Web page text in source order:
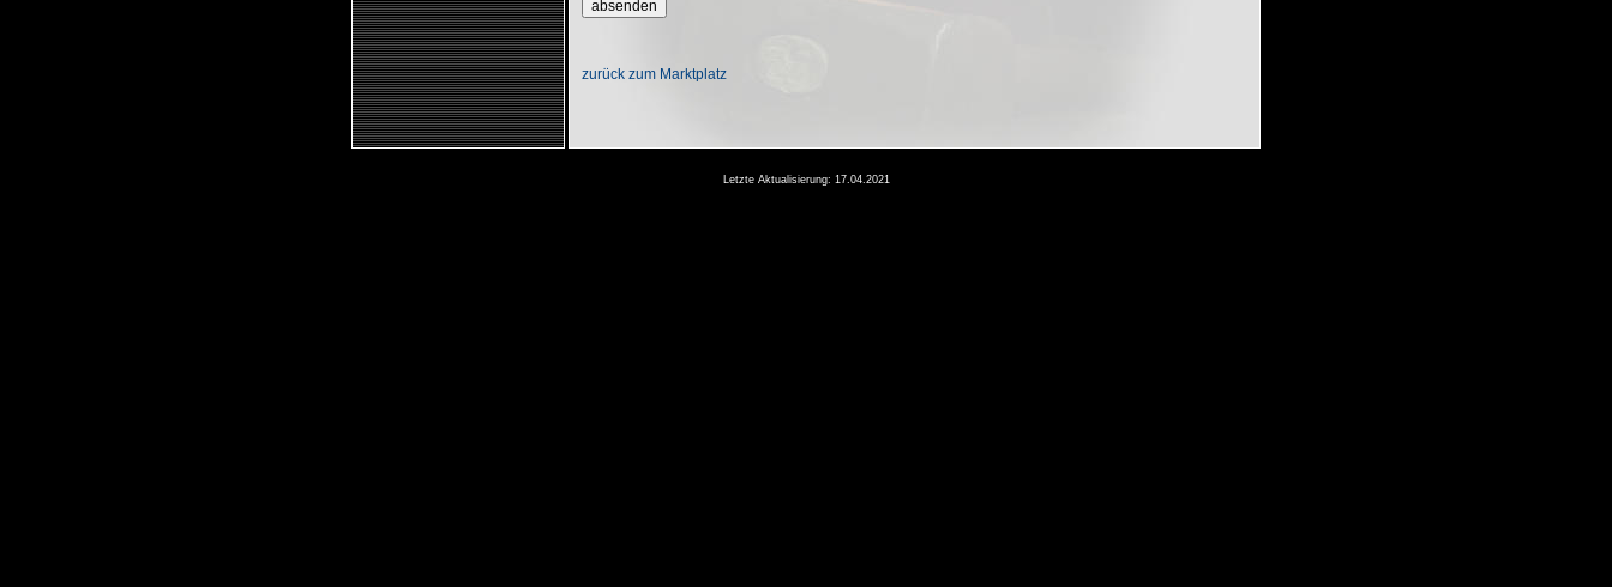
zurück zum Marktplatz
Letzte Aktualisierung: 17.04.2021